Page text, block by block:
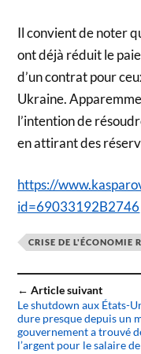
Il convient de noter
ont déjà réduit le
d’un contrat pour
Ukraine.
l’intention de
en attirant des
https://
id=69033192B2746
CRISE DE L'ÉCONOMIE
← Article suivant
Le shutdown aux États-
dure presque depuis un
gouvernement a trouvé
l’argent pour le salaire de